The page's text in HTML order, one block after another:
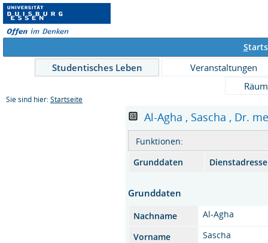
S
Studentisches Leben
Veranstaltungen
Sie sind hier: Startseite
Al-Agha , Sascha , Dr.
Funktionen:
Grunddaten
Dienstadresse
Grunddaten
Nachname
Al-Agha
Vorname
Sascha